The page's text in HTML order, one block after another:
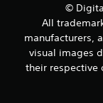
©
All
manufacturers,
visual images
their respective